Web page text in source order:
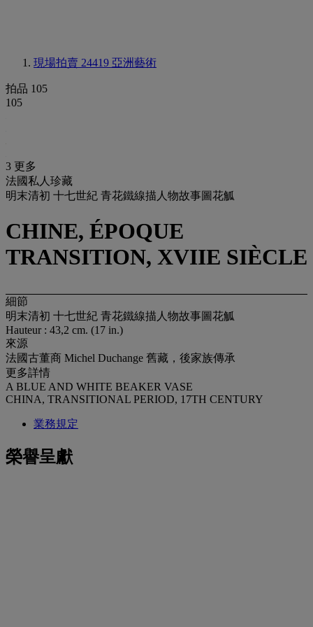
現場拍賣 24419 亞洲藝術
拍品 105
105
3 更多
法國私人珍藏
明末清初 十七世紀 青花鐵線描人物故事圖花觚
CHINE, ÉPOQUE
TRANSITION, XVIIE SIÈCLE
細節
明末清初 十七世紀 青花鐵線描人物故事圖花觚
Hauteur : 43,2 cm. (17 in.)
來源
法國古董商 Michel Duchange 舊藏，後家族傳承
更多詳情
A BLUE AND WHITE BEAKER VASE
CHINA, TRANSITIONAL PERIOD, 17TH CENTURY
業務規定
榮譽呈獻